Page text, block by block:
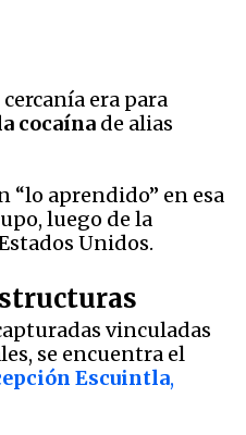
era para
cocaína de alias
“lo aprendido” en esa
luego de la
Unidos.
vinculadas
se encuentra el
Escuintla,